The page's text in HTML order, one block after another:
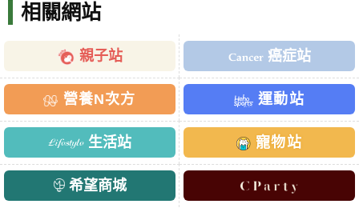
相關網站
親子站 癌症站
營養N次方 運動站
生活站 寵物站
希望商城